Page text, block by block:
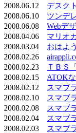
2008.06.12 デスク
2008.06.10 ツンデ
2008.06.08 Webデ
2008.04.06 マリオ
2008.03.04 おはよ
2008.02.26
2008.02.23
ＴＢＳ
2008.02.15 ATOK
2008.02.12
スマブ
2008.02.10
スマブ
2008.02.08
スマブ
2008.02.04
スマブ
2008.02.03
スマブ